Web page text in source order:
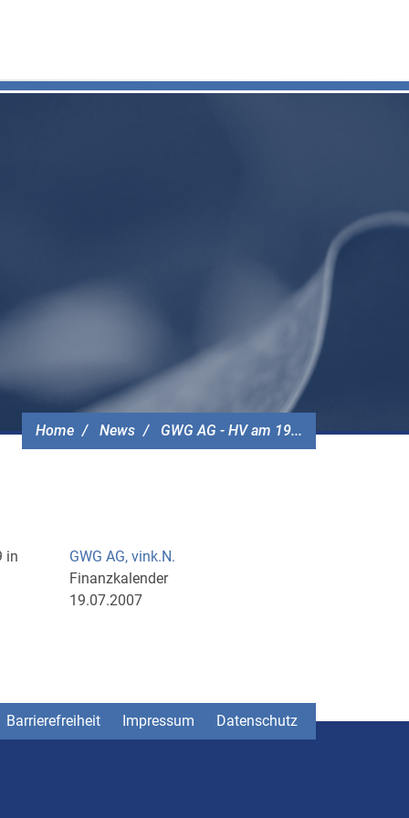
Home News GWG AG - HV am 19...
in
GWG AG, vink.N.
Finanzkalender
19.07.2007
Barrierefreiheit Impressum Datenschutz